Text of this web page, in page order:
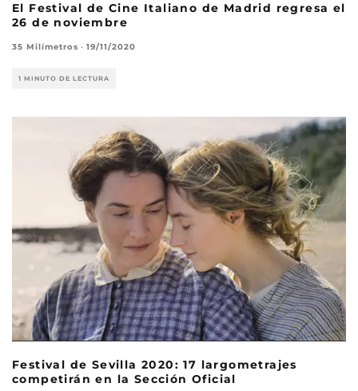
El Festival de Cine Italiano de Madrid regresa el
26 de noviembre
35 Milímetros · 19/11/2020
1 MINUTO DE LECTURA
Festival de Sevilla 2020: 17 largometrajes
competirán en la Sección Oficial